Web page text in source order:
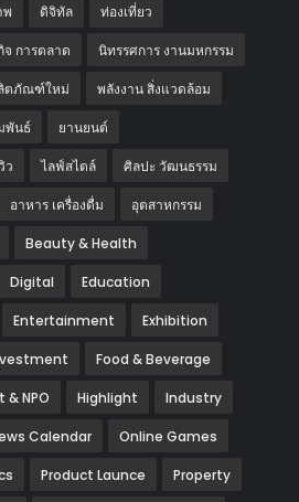
พ ดิจิทัล ท่องเที่ยว
จ การตลาด นิทรรศการ งานมหกรรม
ตภัณฑ์ใหม่ พลังงาน สิ่งแวดล้อม
พันธ์ ‎ยานยนต์‎
ว ไลฟ์สไตล์ ศิลปะ วัฒนธรรม
อาหาร เครื่องดื่ม อุตสาหกรรม
Beauty & Health
Digital Education
Entertainment Exhibition
Food & Beverage
NPO Highlight Industry
Calendar Online Games
Product Launce Property